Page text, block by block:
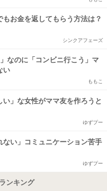
お金を返してもらう方法は？
シンクアフェーズ
なのに「コンビニ行こう」マ
い
ももこ
い」な女性がママ友を作ろうと
ゆずプー
ない」コミュニケーション苦手
ゆずプー
ンキング